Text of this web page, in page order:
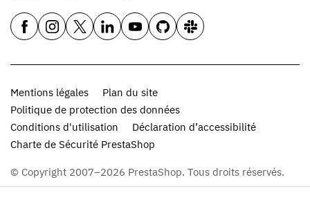
Mentions légales
Plan du site
Politique de protection des données
Conditions d'utilisation
Déclaration d’accessibilité
Charte de Sécurité PrestaShop
© Copyright 2007–2026 PrestaShop. Tous droits réservés.